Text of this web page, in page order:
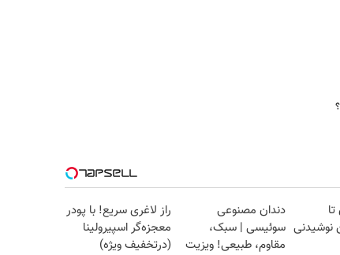
نوشیدنی
دندان مصنوعی
سوئیسی | سبک،
مقاوم، طبیعی! ویزیت
راز لاغری سریع! با پودر
معجزه‌گر اسپیرولینا
(درتخفیف ویژه)